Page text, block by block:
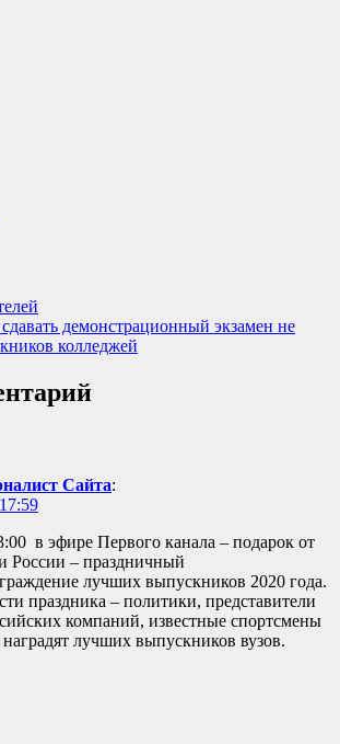
демонстрационный экзамен не
колледжей
Сайта:
в эфире Первого канала – подарок от
России – праздничный
лучших выпускников 2020 года.
праздника – политики, представители
компаний, известные спортсмены
лучших выпускников вузов.